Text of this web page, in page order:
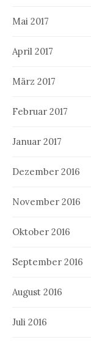
Mai 2017
April 2017
März 2017
Februar 2017
Januar 2017
Dezember 2016
November 2016
Oktober 2016
September 2016
August 2016
Juli 2016